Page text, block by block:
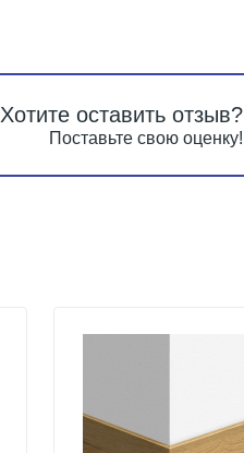
Хотите оставить отзыв?
Поставьте свою оценку!